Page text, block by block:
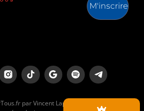
M'inscrire
par Vincent Lapierre est un média